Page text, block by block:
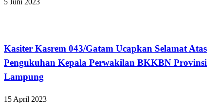
5 Juni 2023
Kasiter Kasrem 043/Gatam Ucapkan Selamat Atas
Pengukuhan Kepala Perwakilan BKKBN Provinsi
Lampung
15 April 2023